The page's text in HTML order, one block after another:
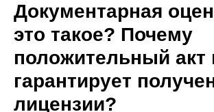
Документарная
это такое? Почему
положительный акт
гарантирует
лицензии?